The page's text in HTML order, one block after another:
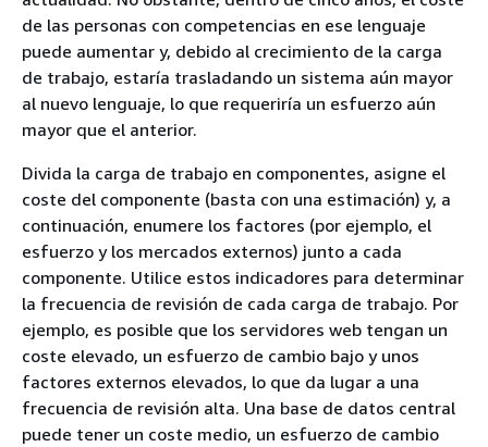
de las personas con competencias en ese lenguaje
puede aumentar y, debido al crecimiento de la carga
de trabajo, estaría trasladando un sistema aún mayor
al nuevo lenguaje, lo que requeriría un esfuerzo aún
mayor que el anterior.
Divida la carga de trabajo en componentes, asigne el
coste del componente (basta con una estimación) y, a
continuación, enumere los factores (por ejemplo, el
esfuerzo y los mercados externos) junto a cada
componente. Utilice estos indicadores para determinar
la frecuencia de revisión de cada carga de trabajo. Por
ejemplo, es posible que los servidores web tengan un
coste elevado, un esfuerzo de cambio bajo y unos
factores externos elevados, lo que da lugar a una
frecuencia de revisión alta. Una base de datos central
puede tener un coste medio, un esfuerzo de cambio